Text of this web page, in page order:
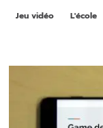
Jeu vidéo L'école